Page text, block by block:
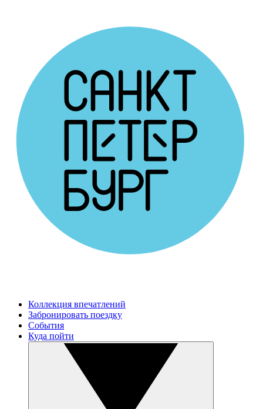
Коллекция впечатлений
Забронировать поездку
События
Куда пойти